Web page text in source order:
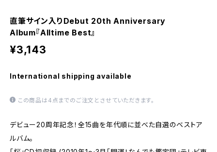
直筆サイン入りDebut 20th Anniversary
Album『Alltime Best』
¥3,143
International shipping available
この商品は4点までのご注文とさせていただきます。
デビュー20周年記念！全15曲を年代順に並べた自選のベストア
ルバム。